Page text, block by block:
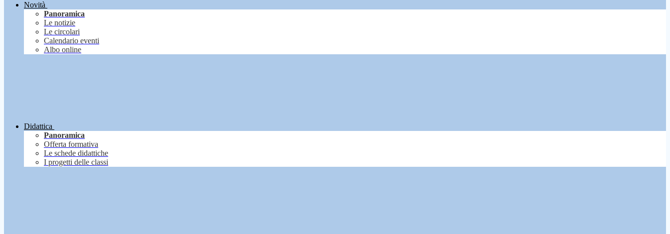
Novità
Panoramica
Le notizie
Le circolari
Calendario eventi
Albo online
Didattica
Panoramica
Offerta formativa
Le schede didattiche
I progetti delle classi